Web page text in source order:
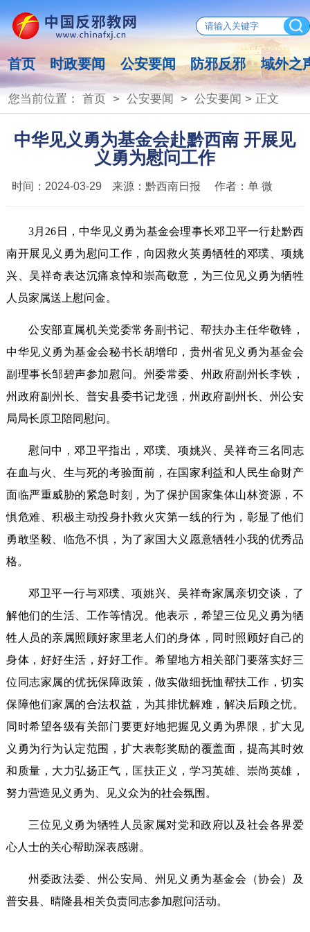
首页 时政要闻 公安要闻 防邪反邪 域外之
您当前位置： 首页> 公安要闻 > 公安要闻 > 正文
中华见义勇为基金会赴黔西南 开展见
义勇为慰问工作
时间： 2024-03-29 来源：黔西南日报 作者： 单 微
3月26日，中华见义勇为基金会理事长邓卫平一行赴黔西
南开展见义勇为慰问工作，向因救火英勇牺牲的邓璞、项姚
兴、吴祥奇表达沉痛哀悼和崇高敬意，为三位见义勇为牺牲
人员家属送上慰问金。
公安部直属机关党委常务副书记、帮扶办主任华敬锋，
中华见义勇为基金会秘书长胡增印，贵州省见义勇为基金会
副理事长邹碧声参加慰问。州委常委、州政府副州长李铁，
州政府副州长、普安县委书记龙强，州政府副州长、州公安
局局长原卫陪同慰问。
慰问中，邓卫平指出，邓璞、项姚兴、吴祥奇三名同志
在血与火、生与死的考验面前，在国家利益和人民生命财产
面临严重威胁的紧急时刻，为了保护国家集体山林资源，不
惧危难、积极主动投身扑救火灾第一线的行为，彰显了他们
勇敢坚毅、临危不惧，为了家国大义愿意牺牲小我的优秀品
格。
邓卫平一行与邓璞、项姚兴、吴祥奇家属亲切交谈，了
解他们的生活、工作等情况。他表示，希望三位见义勇为牺
牲人员的亲属照顾好家里老人们的身体，同时照顾好自己的
身体，好好生活，好好工作。希望地方相关部门要落实好三
位同志家属的优抚保障政策，做实做细抚恤帮扶工作，切实
保障他们家属的合法权益，为其排忧解难，解决后顾之忧。
同时希望各级有关部门要更好地把握见义勇为界限，扩大见
义勇为行为认定范围，扩大表彰奖励的覆盖面，提高其时效
和质量，大力弘扬正气，匡扶正义，学习英雄、崇尚英雄，
努力营造见义勇为、见义众为的社会氛围。
三位见义勇为牺牲人员家属对党和政府以及社会各界爱
心人士的关心帮助深表感谢。
州委政法委、州公安局、州见义勇为基金会（协会）及
普安县、晴隆县相关负责同志参加慰问活动。